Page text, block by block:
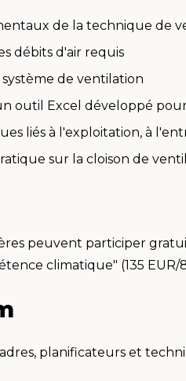
de la technique de
débits d'air requis
de ventilation
outil Excel développé
liés à l'exploitation, à
sur la cloison de
peuvent participer
climatique" (135
planificateurs et